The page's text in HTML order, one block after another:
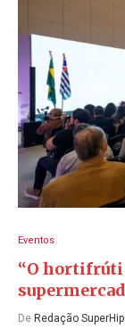
Eventos
“O hortifrúti
De Redação